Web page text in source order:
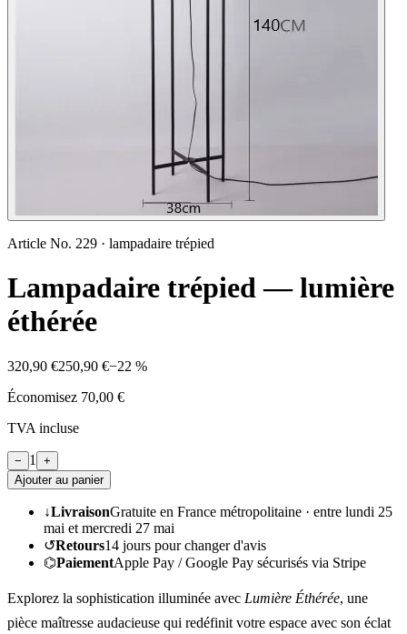
Article No. 229 · lampadaire trépied
Lampadaire trépied — lumière
éthérée
320,90 €250,90 €−22 %
Économisez 70,00 €
TVA incluse
− 1
+
Ajouter au panier
↓LivraisonGratuite en France métropolitaine · entre lundi 25
mai et mercredi 27 mai
↺Retours14 jours pour changer d'avis
⌬PaiementApple Pay / Google Pay sécurisés via Stripe
Explorez la sophistication illuminée avec Lumière Éthérée, une
pièce maîtresse audacieuse qui redéfinit votre espace avec son éclat